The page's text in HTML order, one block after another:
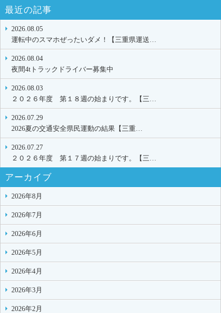
最近の記事
2026.08.05
運転中のスマホぜったいダメ！【三重県運送…
2026.08.04
夜間4tトラックドライバー募集中
2026.08.03
２０２６年度 第１８週の始まりです。【三…
2026.07.29
2026夏の交通安全県民運動の結果【三重…
2026.07.27
２０２６年度 第１７週の始まりです。【三…
アーカイブ
2026年8月
2026年7月
2026年6月
2026年5月
2026年4月
2026年3月
2026年2月